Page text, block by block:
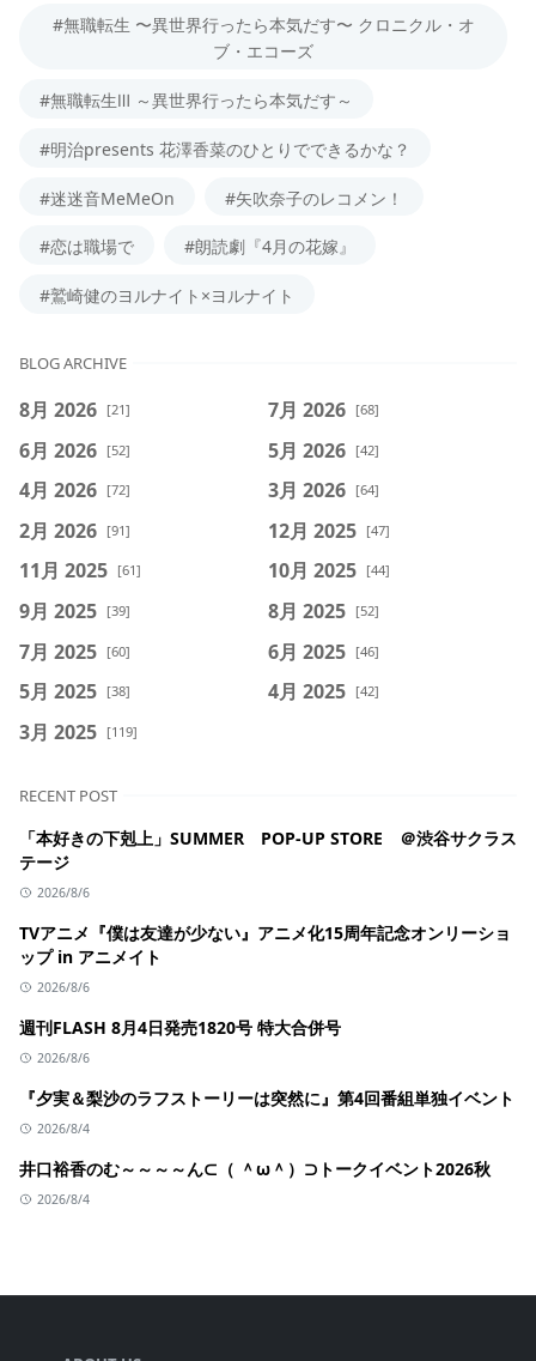
#無職転生 〜異世界行ったら本気だす〜 クロニクル・オ
ブ・エコーズ
#無職転生Ⅲ ～異世界行ったら本気だす～
#明治presents 花澤香菜のひとりでできるかな？
#迷迷音MeMeOn #矢吹奈子のレコメン！
#恋は職場で #朗読劇『4月の花嫁』
#鷲崎健のヨルナイト×ヨルナイト
BLOG ARCHIVE
8月 2026 [21] 7月 2026 [68]
6月 2026 [52] 5月 2026 [42]
4月 2026 [72] 3月 2026 [64]
2月 2026 [91] 12月 2025 [47]
11月 2025 [61] 10月 2025 [44]
9月 2025 [39] 8月 2025 [52]
7月 2025 [60] 6月 2025 [46]
5月 2025 [38] 4月 2025 [42]
3月 2025 [119]
RECENT POST
「本好きの下剋上」SUMMER POP-UP STORE ＠渋谷サクラス
テージ
2026/8/6
TVアニメ『僕は友達が少ない』アニメ化15周年記念オンリーショ
ップ in アニメイト
2026/8/6
週刊FLASH 8月4日発売1820号 特大合併号
2026/8/6
『夕実＆梨沙のラフストーリーは突然に』第4回番組単独イベント
2026/8/4
井口裕香のむ～～～～ん⊂（ ＾ω＾）⊃トークイベント2026秋
2026/8/4